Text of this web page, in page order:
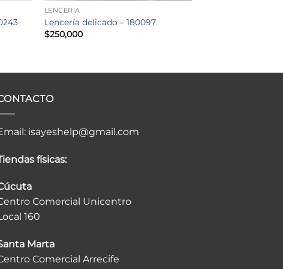
LENCERÍA
Lencería delicado – 180097
$250,000
isayeshelp@gmail.com
físicas:
Comercial Unicentro
160
Marta
Comercial Arrecife